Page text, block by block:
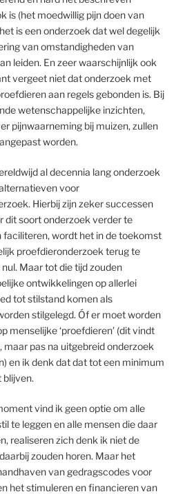
is (het moedwillig pijn doen van
is een onderzoek dat wel degelijk
van omstandigheden van
leiden. En zeer waarschijnlijk ook
vergeet niet dat onderzoek met
aan regels gebonden is. Bij
wetenschappelijke inzichten,
pijnwaarneming bij muizen, zullen
worden.
al decennia lang onderzoek
voor
Hierbij zijn zeker successen
dit soort onderzoek verder te
faciliteren, wordt het in de toekomst
proefdieronderzoek terug te
Maar tot die tijd zouden
ontwikkelingen op allerlei
tot stilstand komen als
stilgelegd. Óf er moet worden
menselijke ‘proefdieren’ (dit vindt
maar pas na uitgebreid onderzoek
en ik denk dat dat tot een minimum
vind ik geen optie om alle
te leggen en alle mensen die daar
realiseren zich denk ik niet de
zouden horen. Maar het
van gedragscodes voor
het stimuleren en financieren van